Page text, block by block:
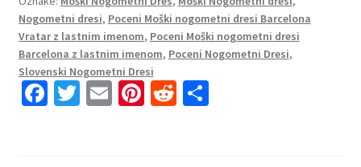
Domači
2023
Dolgi
Rokav
+
Kratke
Nogometni dresi, Poceni Moški nogometni dresi Barcelona
Vratar z lastnim imenom, Poceni Moški nogometni dresi
Barcelona z lastnim imenom, Poceni Nogometni Dresi,
Slovenski Nogometni Dresi
Fa T E Pi R S